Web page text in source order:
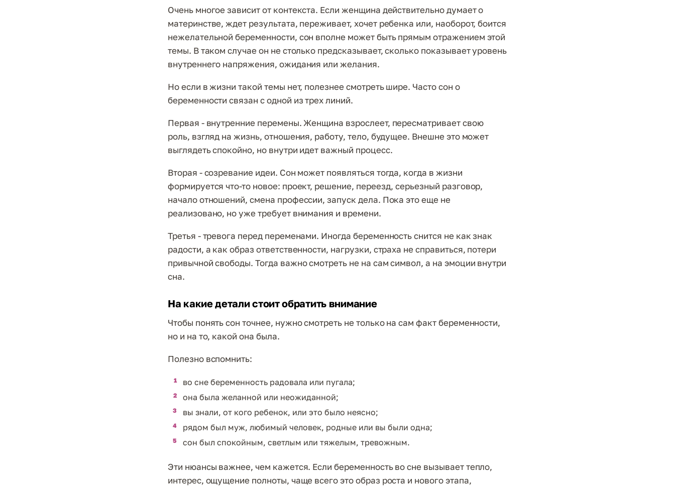
Очень многое зависит от контекста. Если женщина действительно думает о
материнстве, ждет результата, переживает, хочет ребенка или, наоборот, боится
нежелательной беременности, сон вполне может быть прямым отражением этой
темы. В таком случае он не столько предсказывает, сколько показывает уровень
внутреннего напряжения, ожидания или желания.
Но если в жизни такой темы нет, полезнее смотреть шире. Часто сон о
беременности связан с одной из трех линий.
Первая - внутренние перемены. Женщина взрослеет, пересматривает свою
роль, взгляд на жизнь, отношения, работу, тело, будущее. Внешне это может
выглядеть спокойно, но внутри идет важный процесс.
Вторая - созревание идеи. Сон может появляться тогда, когда в жизни
формируется что-то новое: проект, решение, переезд, серьезный разговор,
начало отношений, смена профессии, запуск дела. Пока это еще не
реализовано, но уже требует внимания и времени.
Третья - тревога перед переменами. Иногда беременность снится не как знак
радости, а как образ ответственности, нагрузки, страха не справиться, потери
привычной свободы. Тогда важно смотреть не на сам символ, а на эмоции внутри
сна.
На какие детали стоит обратить внимание
Чтобы понять сон точнее, нужно смотреть не только на сам факт беременности,
но и на то, какой она была.
Полезно вспомнить:
во сне беременность радовала или пугала;
она была желанной или неожиданной;
вы знали, от кого ребенок, или это было неясно;
рядом был муж, любимый человек, родные или вы были одна;
сон был спокойным, светлым или тяжелым, тревожным.
Эти нюансы важнее, чем кажется. Если беременность во сне вызывает тепло,
интерес, ощущение полноты, чаще всего это образ роста и нового этапа,